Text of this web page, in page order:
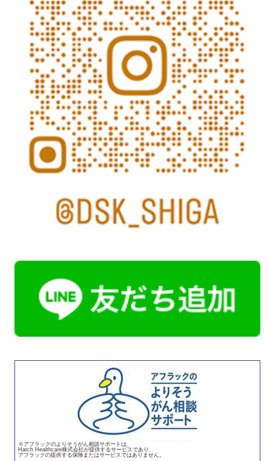
※アフラックのよりそうがん相談サポートは、
Hatch Healthcare株式会社が提供するサービスであり、
アフラックの提供する保険またはサービスではありません。